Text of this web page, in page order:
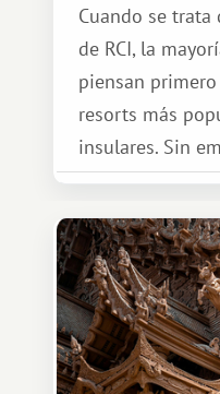
Cuando se trata
de RCI, la
piensan
resorts más
insulares. Sin
oportunidades
de intercambio
amplias. Entre
África, un
experiencia de
diferente.